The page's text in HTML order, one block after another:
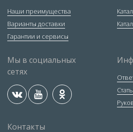
Наши преимущества
Варианты доставки
Гарантии и сервисы
Мы в социальных
сетях
Контакты